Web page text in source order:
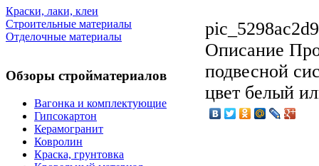
Краски, лаки, клеи
Строительные материалы
Отделочные материалы
Обзоры стройматериалов
Вагонка и комплектующие
Гипсокартон
Керамогранит
Ковролин
Краска, грунтовка
Описание
подвесной
цвет белый